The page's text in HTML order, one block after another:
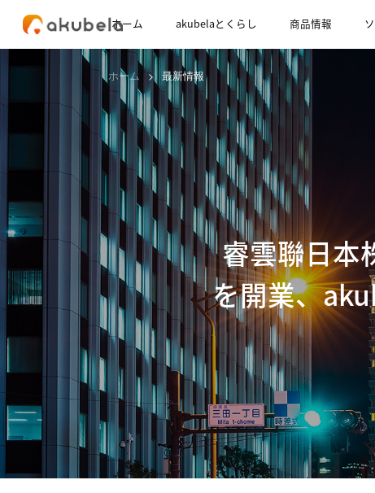
ホーム akubelaとくらし 商品情報
ホーム > 最新情報
睿雲聯日本
を開業、